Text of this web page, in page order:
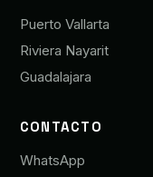
Puerto Vallarta
Riviera Nayarit
Guadalajara
CONTACTO
WhatsApp